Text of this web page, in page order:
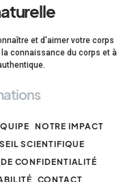
et d'aimer votre corps
connaissance du corps et à
NOTRE IMPACT
SCIENTIFIQUE
CONFIDENTIALITÉ
CONTACT